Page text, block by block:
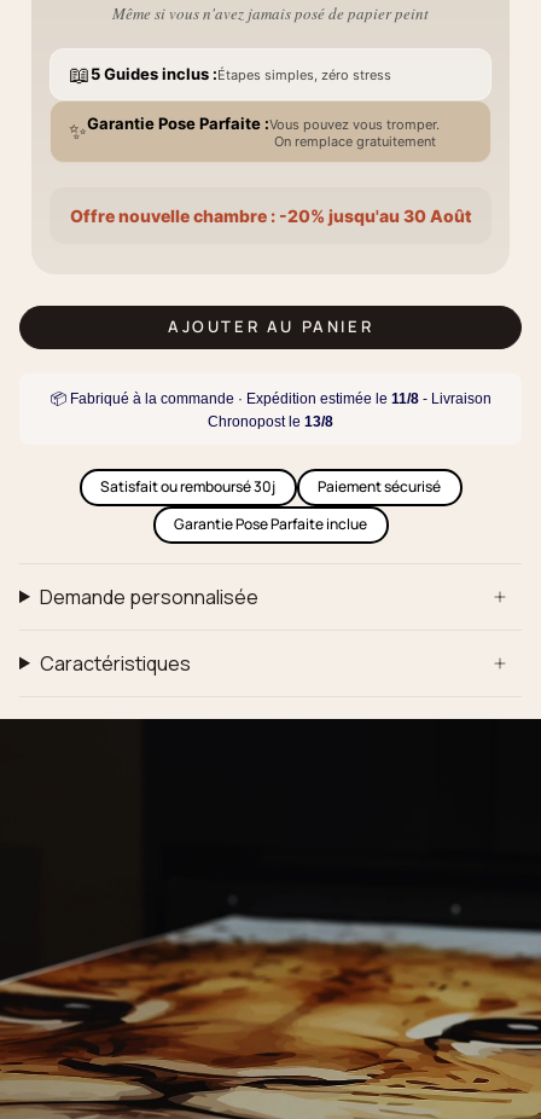
Même si vous n'avez jamais posé de papier peint
📖5 Guides inclus :Étapes simples, zéro stress
✨Garantie Pose Parfaite :Vous pouvez vous tromper.
On remplace gratuitement
Offre nouvelle chambre : -20% jusqu'au 30 Août
AJOUTER AU PANIER
📦 Fabriqué à la commande · Expédition estimée le 11/8- Livraison
Chronopost le 13/8
Satisfait ou remboursé 30j
Paiement sécurisé
Garantie Pose Parfaite inclue
Demande personnalisée
Caractéristiques